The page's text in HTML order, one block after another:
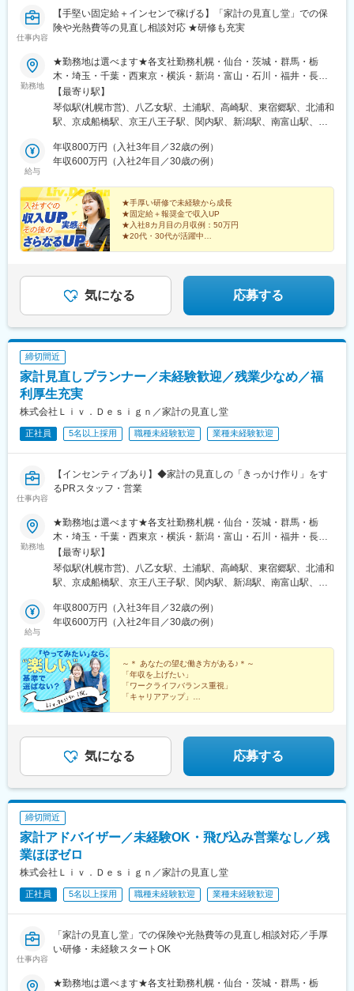
仕事内容
【手堅い固定給＋インセンで稼げる】「家計の見直し堂」での保
険や光熱費等の見直し相談対応 ★研修も充実
勤務地
★勤務地は選べます★各支社勤務札幌・仙台・茨城・群馬・栃
木・埼玉・千葉・西東京・横浜・新潟・富山・石川・福井・長
野・静岡・名古屋・三重・京都・大阪・神戸・岡山・広島・愛
媛・福岡・長崎・熊本・鹿児島※U・Iターン歓迎▼北海道・東北北
海道札幌市西区宮城県仙台市泉区▼関東茨城県土浦市群馬県高崎
王子市神奈川県横浜市中区▼北信越新潟県新潟市中央区富山県富
山市石川県金沢市福井県福井市長野県松本市▼東海静岡県静岡市
重県津市▼関西京都府京都市下京区大阪府吹田市大阪府堺市北区
兵庫県神戸市中央区▼中国・四国岡山県岡山市北区広島県広島市
南区愛媛県松山市▼九州福岡県福岡市中央区長崎県長崎市熊本県
熊本市中央区鹿児島県鹿児島市※本人の意思に反した会社側からの
一方的な転勤指示はございません必ず本人と相談、合意の上での
対策：各拠点にあり
【最寄り駅】
琴似駅(札幌市営)、八乙女駅、土浦駅、高崎駅、東宿郷駅、北浦和
駅、京成船橋駅、京王八王子駅、関内駅、新潟駅、南富山駅、西
駅、尾張一宮駅、津駅、五条駅(京都市営)、江坂駅、三国ケ丘駅
(大阪府)、新神戸駅、大雲寺前駅、比治山橋駅、大手町駅(愛媛
本線)、宇都宮駅東口駅、船橋駅、八王子駅、馬車道駅、南富山駅
前駅、西松本駅、名鉄一宮駅、烏丸駅、百舌鳥八幡駅、春日野道
駅(阪急線)、東中央町駅、比治山下駅、ＪＲ松山駅前駅、めがね橋
駅、鹿児島中央駅前駅、宇都宮駅、大神宮下駅、日本大通り駅、
北松本駅、西一宮駅、四条駅(京都市営)、百舌鳥駅、新西大寺町筋
給与
年収800万円（入社3年目／32歳の例）
年収600万円（入社2年目／30歳の例）
★手厚い研修で未経験から成長
★固定給＋報奨金で収入UP
★入社8カ月目の月収例：50万円
★20代・30代が活躍中
あなたの「話好き」のスキルが活かせます◎
気になる 応募する
締切間近
家計見直しプランナー／未経験歓迎／残業少なめ／福
利厚生充実
株式会社Ｌｉｖ．Ｄｅｓｉｇｎ／家計の見直し堂
正社員 5名以上採用 職種未経験歓迎 業種未経験歓迎
仕事内容
【インセンティブあり】◆家計の見直しの「きっかけ作り」をす
るPRスタッフ・営業
勤務地
★勤務地は選べます★各支社勤務札幌・仙台・茨城・群馬・栃
木・埼玉・千葉・西東京・横浜・新潟・富山・石川・福井・長
野・静岡・名古屋・三重・京都・大阪・神戸・岡山・広島・愛
媛・福岡・長崎・熊本・鹿児島※U・Iターン歓迎▼北海道・東北北
海道札幌市西区宮城県仙台市泉区▼関東茨城県土浦市群馬県高崎
王子市神奈川県横浜市中区▼北信越新潟県新潟市中央区富山県富
山市石川県金沢市福井県福井市長野県松本市▼東海静岡県静岡市
重県津市▼関西京都府京都市下京区大阪府吹田市大阪府堺市北区
兵庫県神戸市中央区▼中国・四国岡山県岡山市北区広島県広島市
南区愛媛県松山市▼九州福岡県福岡市中央区長崎県長崎市熊本県
熊本市中央区鹿児島県鹿児島市※本人の意思に反した会社側からの
一方的な転勤指示はございません必ず本人と相談、合意の上での
対策：各拠点にあり
【最寄り駅】
琴似駅(札幌市営)、八乙女駅、土浦駅、高崎駅、東宿郷駅、北浦和
駅、京成船橋駅、京王八王子駅、関内駅、新潟駅、南富山駅、西
駅、尾張一宮駅、津駅、五条駅(京都市営)、江坂駅、三国ケ丘駅
(大阪府)、新神戸駅、大雲寺前駅、比治山橋駅、大手町駅(愛媛
本線)、宇都宮駅東口駅、船橋駅、八王子駅、馬車道駅、南富山駅
前駅、西松本駅、名鉄一宮駅、烏丸駅、百舌鳥八幡駅、春日野道
駅(阪急線)、東中央町駅、比治山下駅、ＪＲ松山駅前駅、めがね橋
駅、鹿児島中央駅前駅、宇都宮駅、大神宮下駅、日本大通り駅、
北松本駅、西一宮駅、四条駅(京都市営)、百舌鳥駅、新西大寺町筋
給与
年収800万円（入社3年目／32歳の例）
年収600万円（入社2年目／30歳の例）
～＊ あなたの望む働き方がある♪＊～
「年収を上げたい」
「ワークライフバランス重視」
「キャリアアップ」
手に入れませんか」？
気になる 応募する
締切間近
家計アドバイザー／未経験OK・飛び込み営業なし／残
業ほぼゼロ
株式会社Ｌｉｖ．Ｄｅｓｉｇｎ／家計の見直し堂
正社員 5名以上採用 職種未経験歓迎 業種未経験歓迎
仕事内容
「家計の見直し堂」での保険や光熱費等の見直し相談対応／手厚
い研修・未経験スタートOK
★勤務地は選べます★各支社勤務札幌・仙台・茨城・群馬・栃